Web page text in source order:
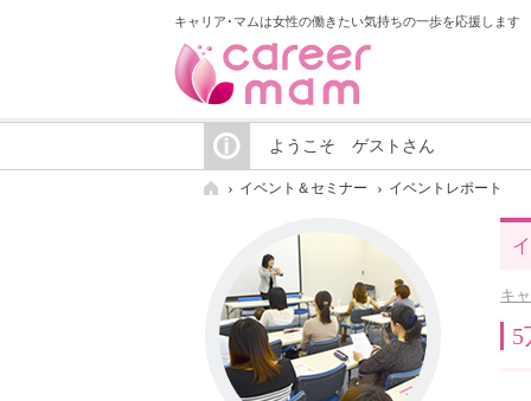
キャリア･マムは女性の働きたい気持ちの一歩を応援します
ようこそ ゲストさん
イベント＆セミナー イベントレポート
キ
5